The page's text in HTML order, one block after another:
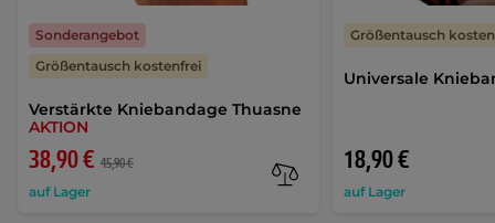
Verstärkte Kniebandage Thuasne
AKTION
38,90 € 45,90 €
auf Lager
Sonderangebot
Größentausch kostenfrei
Universale
18,90 €
auf Lager
Größentausch